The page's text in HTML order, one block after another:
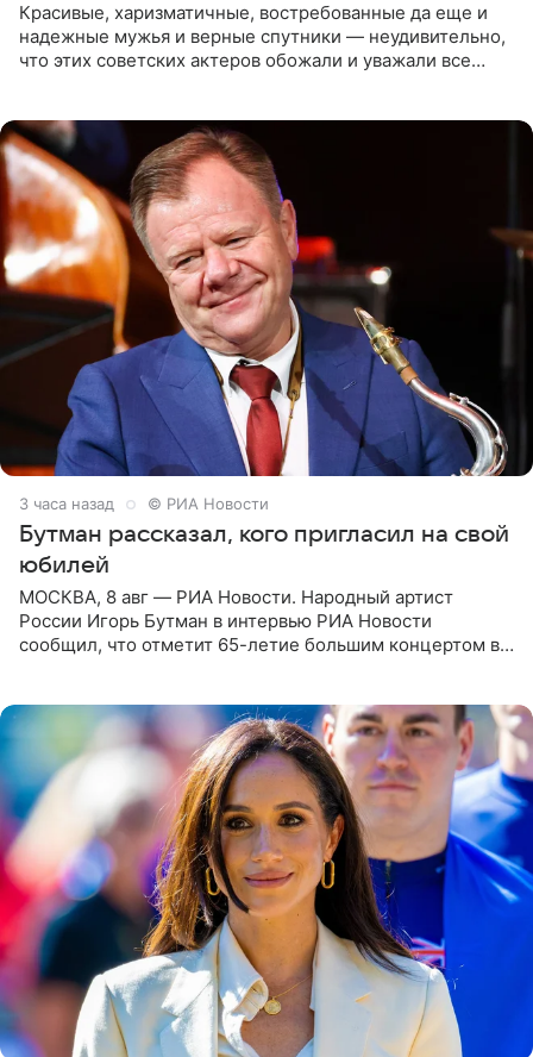
Красивые, харизматичные, востребованные да еще и
надежные мужья и верные спутники — неудивительно,
что этих советских актеров обожали и уважали все
3 часа назад © РИА Новости
Бутман рассказал, кого пригласил на свой
юбилей
МОСКВА, 8 авг — РИА Новости. Народный артист
России Игорь Бутман в интервью РИА Новости
сообщил, что отметит 65-летие большим концертом в